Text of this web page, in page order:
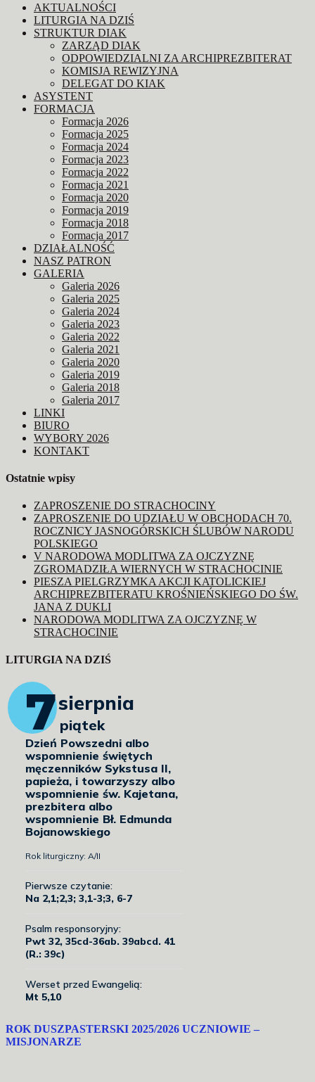
AKTUALNOŚCI
LITURGIA NA DZIŚ
STRUKTUR DIAK
ZARZĄD DIAK
ODPOWIEDZIALNI ZA ARCHIPREZBITERAT
KOMISJA REWIZYJNA
DELEGAT DO KIAK
ASYSTENT
FORMACJA
Formacja 2026
Formacja 2025
Formacja 2024
Formacja 2023
Formacja 2022
Formacja 2021
Formacja 2020
Formacja 2019
Formacja 2018
Formacja 2017
DZIAŁALNOŚĆ
NASZ PATRON
GALERIA
Galeria 2026
Galeria 2025
Galeria 2024
Galeria 2023
Galeria 2022
Galeria 2021
Galeria 2020
Galeria 2019
Galeria 2018
Galeria 2017
LINKI
BIURO
WYBORY 2026
KONTAKT
Ostatnie wpisy
ZAPROSZENIE DO STRACHOCINY
ZAPROSZENIE DO UDZIAŁU W OBCHODACH 70.
ROCZNICY JASNOGÓRSKICH ŚLUBÓW NARODU
POLSKIEGO
V NARODOWA MODLITWA ZA OJCZYZNĘ
ZGROMADZIŁA WIERNYCH W STRACHOCINIE
PIESZA PIELGRZYMKA AKCJI KATOLICKIEJ
ARCHIPREZBITERATU KROŚNIEŃSKIEGO DO ŚW.
JANA Z DUKLI
NARODOWA MODLITWA ZA OJCZYZNĘ W
STRACHOCINIE
LITURGIA NA DZIŚ
ROK DUSZPASTERSKI 2025/2026 UCZNIOWIE –
MISJONARZE